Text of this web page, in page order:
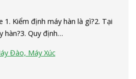
Kiểm định máy hàn là gì?2. Tại
hàn?3. Quy định…